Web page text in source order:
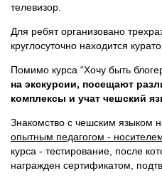
телевизор.
Для ребят организовано
круглосуточно находится
Помимо курса “Хочу быть
на экскурсии, посещают
комплексы и учат чешский
Знакомство с чешским языком
опытным педагогом -
курса - тестирование, после
награжден сертификатом,